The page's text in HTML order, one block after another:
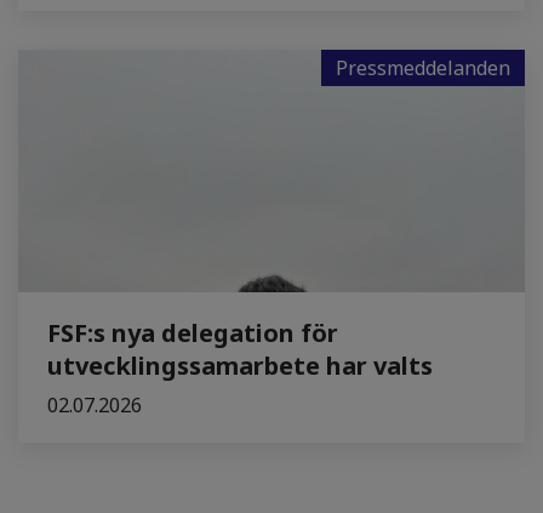
Pressmeddelanden
FSF:s nya delegation för
utvecklingssamarbete har valts
02.07.2026